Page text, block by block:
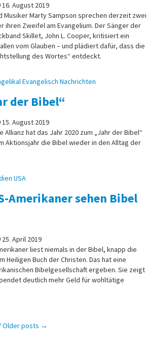
16. August 2019
Musiker Marty Sampson sprechen derzeit zwei
ihren Zweifel am Evangelium. Der Sänger der
Skillet, John L. Cooper, kritisiert ein
vom Glauben – und plädiert dafür, dass die
des Wortes“ entdeckt.
Evangelisch Nachrichten
der Bibel“
15. August 2019
hat das Jahr 2020 zum „Jahr der Bibel“
Aktionsjahr die Bibel wieder in den Alltag der
USA
Amerikaner sehen Bibel
25. April 2019
liest niemals in der Bibel, knapp die
Heiligen Buch der Christen. Das hat eine
Bibelgesellschaft ergeben. Sie zeigt
deutlich mehr Geld für wohltätige
Older posts →